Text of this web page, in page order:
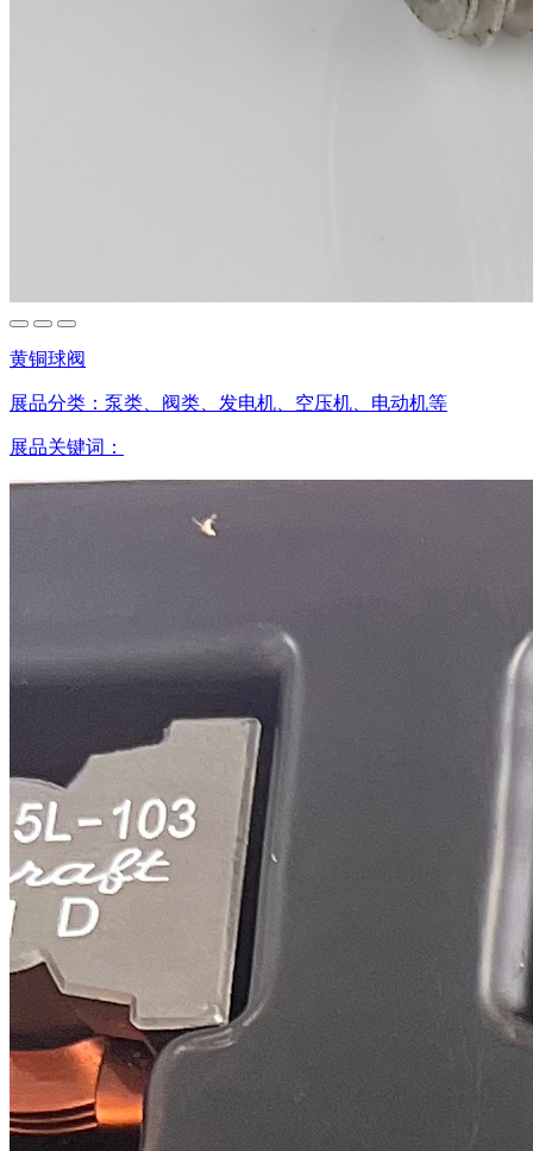
黄铜球阀
展品分类： 泵类、阀类、发电机、空压机、电动机等
展品关键词：